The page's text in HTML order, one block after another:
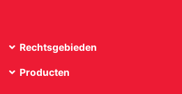
Rechtsgebieden
Producten